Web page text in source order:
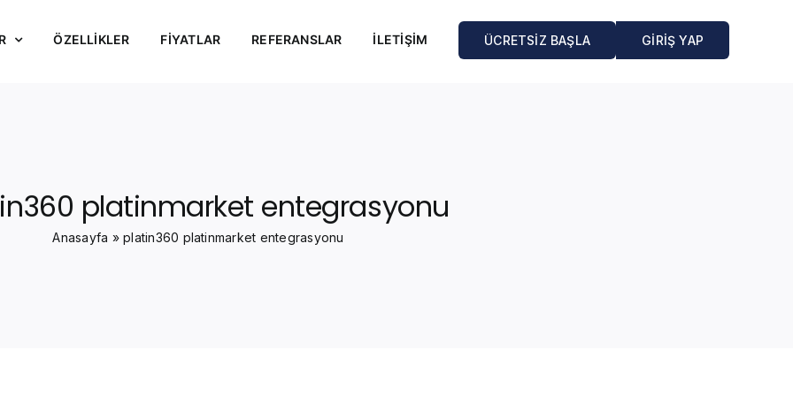
ÖZELLİKLER FİYATLAR REFERANSLAR İLETİŞİM ÜCRETSİZ BAŞLA GİRİŞ YAP
platinmarket entegrasyonu
Anasayfa »platin360 platinmarket entegrasyonu